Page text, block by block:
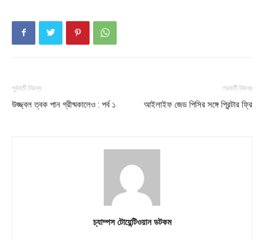
Subscription Plans
My account
পূর্ববর্তী নিবন্ধ
উজ্জ্বল ত্বক পান গ্রীষ্মকালেও : পর্ব ১
পরবর্তী নিবন্ধ
আইলাইফ জেড পিসির সঙ্গে প্রিন্টার ফ্রি
চ্যাম্পস টোয়েন্টিওয়ান ডটকম